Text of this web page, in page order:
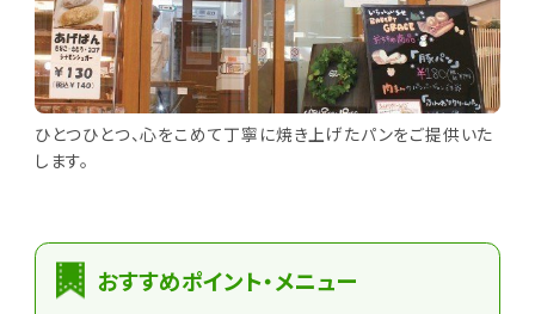
ひとつひとつ、心をこめて丁寧に焼き上げたパンをご提供いた
します。
おすすめポイント・メニュー